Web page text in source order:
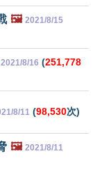
🖼️ 2021/8/15
2021/8/16 (251,778
8/11 (98,530次)
🖼️ 2021/8/11